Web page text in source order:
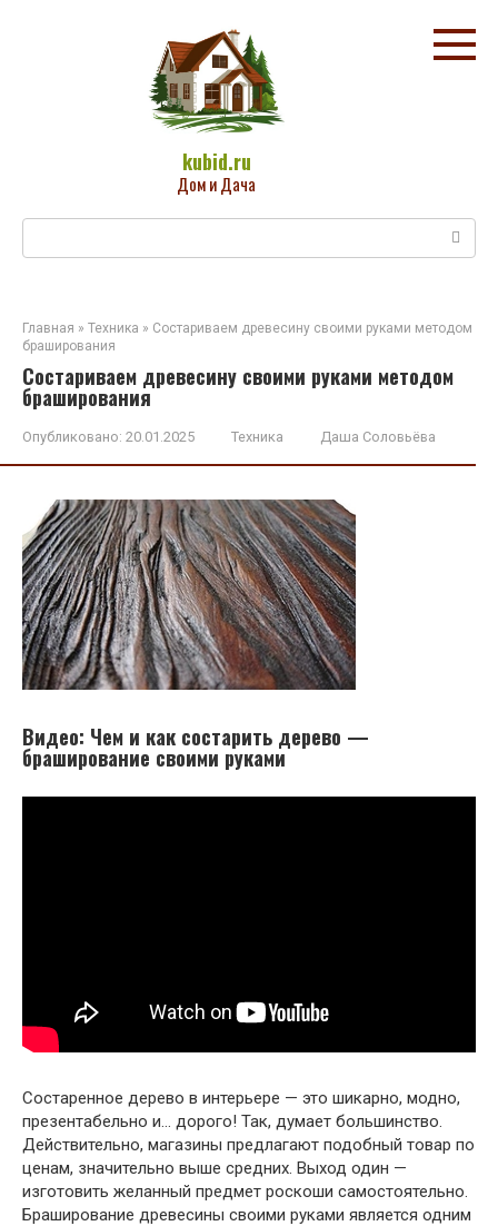
kubid.ru
Дом и Дача
Главная » Техника » Состариваем древесину своими руками методом
браширования
Состариваем древесину своими руками методом
браширования
Опубликовано: 20.01.2025 Техника Даша Соловьёва
Видео: Чем и как состарить дерево —
браширование своими руками
Состаренное дерево в интерьере — это шикарно, модно,
презентабельно и… дорого! Так, думает большинство.
Действительно, магазины предлагают подобный товар по
ценам, значительно выше средних. Выход один —
изготовить желанный предмет роскоши самостоятельно.
Браширование древесины своими руками является одним